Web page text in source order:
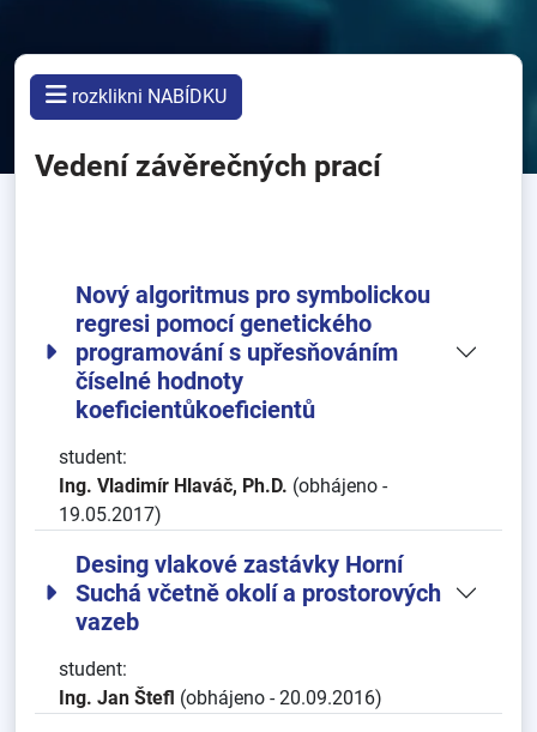
rozklikni NABÍDKU
Vedení závěrečných prací
Nový algoritmus pro symbolickou
regresi pomocí genetického
programování s upřesňováním
číselné hodnoty
koeficientůkoeficientů
student:
Ing. Vladimír Hlaváč, Ph.D. (obhájeno -
19.05.2017)
Desing vlakové zastávky Horní
Suchá včetně okolí a prostorových
vazeb
student:
Ing. Jan Štefl (obhájeno - 20.09.2016)